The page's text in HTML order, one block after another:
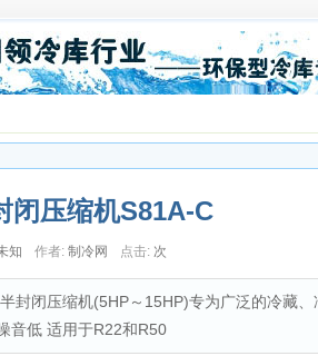
闭压缩机S81A-C
知 作者: 制冷网 点击: 次
封闭压缩机(5HP～15HP)专为广泛的冷藏、
音低 适用于R22和R50